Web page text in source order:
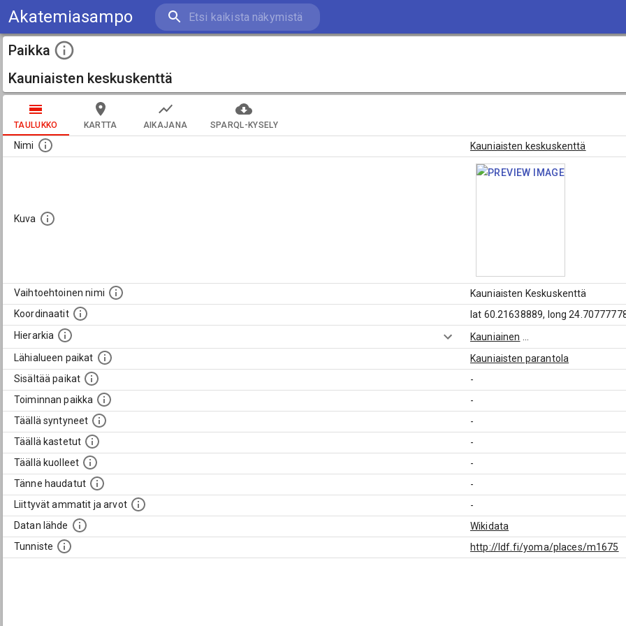
Akatemiasampo
Paikka
Kauniaisten keskuskenttä
TAULUKKO KARTTA AIKAJANA SPARQL-KYSELY
Nimi Kauniaisten keskuskenttä
Kuva
Vaihtoehtoinen nimi
Kauniaisten Keskuskenttä
Koordinaatit
lat 60.21638889, long
Hierarkia
Kauniainen
Lähialueen paikat
Kauniaisten parantola
Sisältää paikat
-
Toiminnan paikka
-
Täällä syntyneet
-
Täällä kastetut
-
Täällä kuolleet
-
Tänne haudatut
-
Liittyvät ammatit ja arvot
-
Datan lähde
Wikidata
Tunniste
http://ldf.fi/yoma/places/m1675